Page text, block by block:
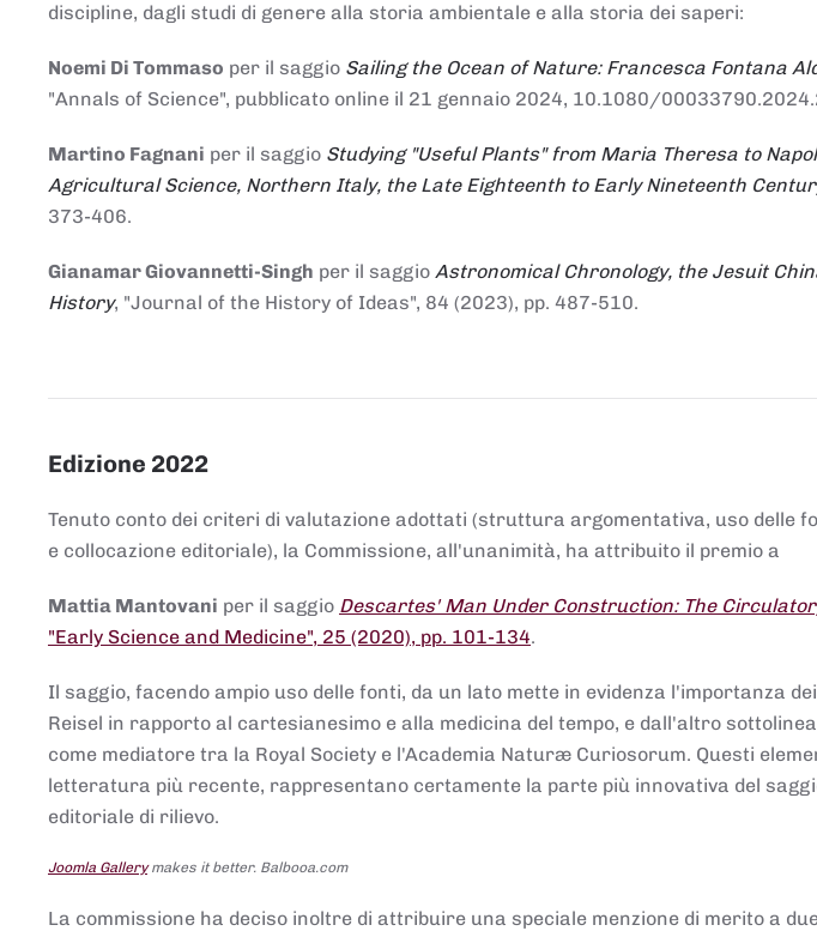
discipline, dagli studi di genere alla storia ambientale e alla storia dei saperi:
Noemi Di Tommaso per il saggio Sailing the Ocean of Nature: Francesca Fontana
"Annals of Science", pubblicato online il 21 gennaio 2024, 10.1080/
Martino Fagnani per il saggio Studying "Useful Plants" from Maria Theresa to
Agricultural Science, Northern Italy, the Late Eighteenth to Early Nineteenth
373-406.
Gianamar Giovannetti-Singh per il saggio Astronomical Chronology, the Jesuit
History, "Journal of the History of Ideas", 84 (2023), pp. 487-510.
Edizione 2022
Tenuto conto dei criteri di valutazione adottati (struttura argomentativa, uso delle
e collocazione editoriale), la Commissione, all'unanimità, ha attribuito il premio a
Mattia Mantovani per il saggio Descartes' Man Under Construction: The
"Early Science and Medicine", 25 (2020), pp. 101-134.
Il saggio, facendo ampio uso delle fonti, da un lato mette in evidenza l'importanza
Reisel in rapporto al cartesianesimo e alla medicina del tempo, e dall'altro
come mediatore tra la Royal Society e l'Academia Naturæ Curiosorum. Questi
letteratura più recente, rappresentano certamente la parte più innovativa del
editoriale di rilievo.
Joomla Gallerymakes it better. Balbooa.com
La commissione ha deciso inoltre di attribuire una speciale menzione di merito a